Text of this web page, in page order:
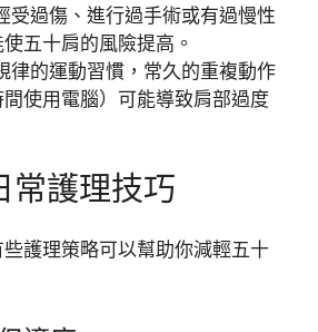
受過傷、進行過手術或有過慢性
五十肩的風險提高。
律的運動習慣，常久的重複動作
間使用電腦）可能導致肩部過度
常護理技巧
護理策略可以幫助你減輕五十